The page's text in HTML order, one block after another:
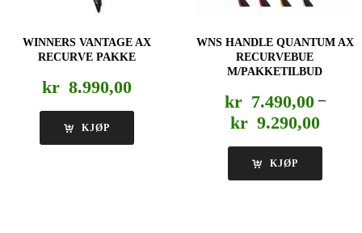
WINNERS VANTAGE AX
RECURVE PAKKE
kr 8.990,00
KJØP
WNS HANDLE QUANTUM AX
RECURVEBUE
M/PAKKETILBUD
kr 7.490,00 –
kr 9.290,00
til
KJØP